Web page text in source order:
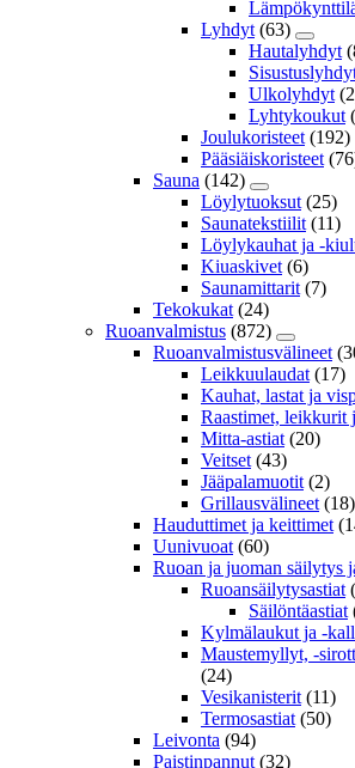
Lyhdyt (63)
Hautalyhdyt
Ulkolyhdyt
Lyhtykoukut
Joulukoristeet (192)
Pääsiäiskoristeet
Sauna (142)
Löylytuoksut (25)
Saunatekstiilit (11)
Löylykauhat ja -
Kiuaskivet (6)
Saunamittarit (7)
Tekokukat (24)
Ruoanvalmistus (872)
Ruoanvalmistusvälineet
Leikkuulaudat (17)
Kauhat, lastat ja
Raastimet, leikkurit
Mitta-astiat (20)
Veitset (43)
Jääpalamuotit (2)
Grillausvälineet (18)
Hauduttimet ja keittimet
Uunivuoat (60)
Ruoan ja juoman säilytys
Ruoansäilytysastiat
Säilöntäastiat
Kylmälaukut ja -
Maustemyllyt, -
(24)
Vesikanisterit (11)
Termosastiat (50)
Leivonta (94)
Paistinpannut (32)